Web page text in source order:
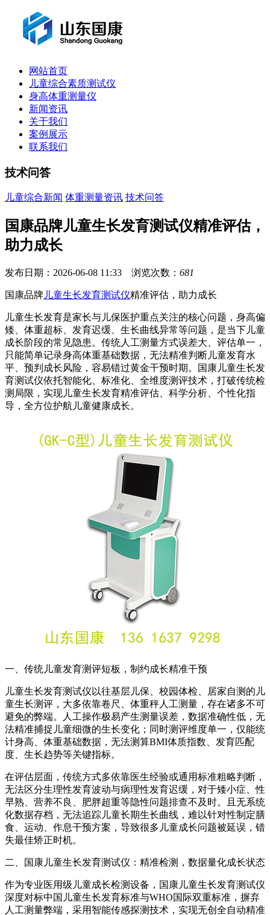
网站首页
儿童综合素质测试仪
身高体重测量仪
新闻资讯
关于我们
案例展示
联系我们
技术问答
儿童综合新闻 体重测量资讯 技术问答
国康品牌儿童生长发育测试仪精准评估，
助力成长
发布日期：2026-06-08 11:33 浏览次数： 681
国康品牌 儿童生长发育测试仪精准评估，助力成长
儿童生长发育是家长与儿保医护重点关注的核心问题，身高偏
矮、体重超标、发育迟缓、生长曲线异常等问题，是当下儿童
成长阶段的常见隐患。传统人工测量方式误差大、评估单一，
只能简单记录身高体重基础数据，无法精准判断儿童发育水
平、预判成长风险，容易错过黄金干预时期。国康儿童生长发
育测试仪依托智能化、标准化、全维度测评技术，打破传统检
测局限，实现儿童生长发育精准评估、科学分析、个性化指
导，全方位护航儿童健康成长。
一、传统儿童发育测评短板，制约成长精准干预
儿童生长发育测试仪 以往基层儿保、校园体检、居家自测的儿
童生长测评，大多依靠卷尺、体重秤人工测量，存在诸多不可
避免的弊端。人工操作极易产生测量误差，数据准确性低，无
法精准捕捉儿童细微的生长变化；同时测评维度单一，仅能统
计身高、体重基础数据，无法测算BMI体质指数、发育匹配
度、生长趋势等关键指标。
在评估层面，传统方式多依靠医生经验或通用标准粗略判断，
无法区分生理性发育波动与病理性发育迟缓，对于矮小症、性
早熟、营养不良、肥胖超重等隐性问题排查不及时。且无系统
化数据存档，无法追踪儿童长期生长曲线，难以针对性制定膳
食、运动、作息干预方案，导致很多儿童成长问题被延误，错
失最佳矫正时机。
二、国康儿童生长发育测试仪：精准检测，数据量化成长状态
作为专业医用级儿童成长检测设备，国康儿童生长发育测试仪
深度对标中国儿童生长发育标准与WHO国际双重标准，摒弃
人工测量弊端，采用智能传感探测技术，实现无创全自动精准